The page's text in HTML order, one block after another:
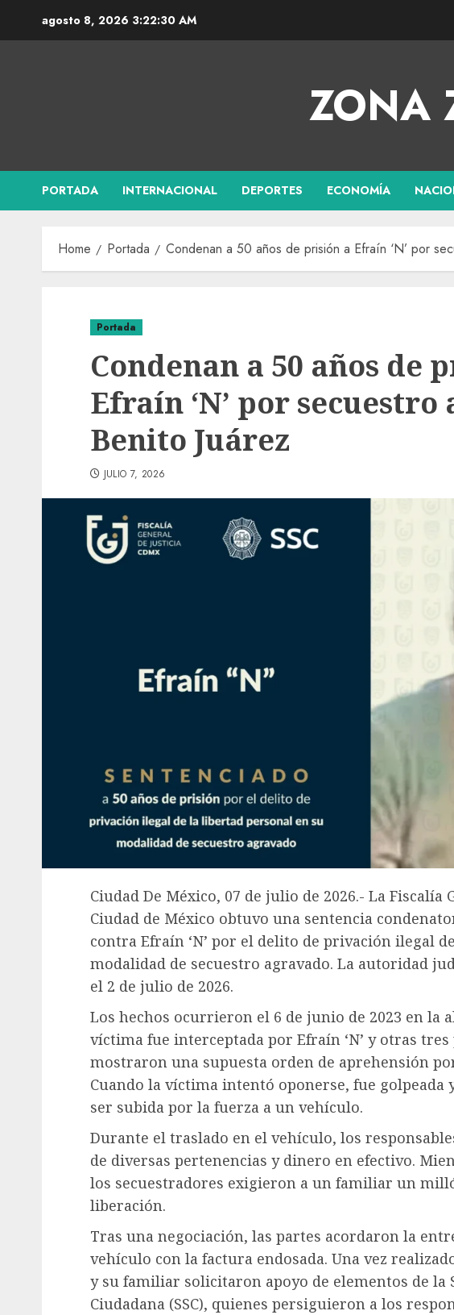
agosto 8, 2026 3:22:30 AM
ZONA
PORTADA INTERNACIONAL DEPORTES ECONOMÍA
Home Portada Condenan a 50 años de prisión a Efraín ‘N’ por
Portada
Condenan a 50 años de
Efraín ‘N’ por
Benito Juárez
JULIO 7, 2026
Ciudad De México, 07 de julio de 2026.- La Fiscalía
Ciudad de México obtuvo una sentencia
contra Efraín ‘N’ por el delito de privación ilegal
modalidad de secuestro agravado. La autoridad
el 2 de julio de 2026.
Los hechos ocurrieron el 6 de junio de 2023 en la
víctima fue interceptada por Efraín ‘N’ y otras
mostraron una supuesta orden de aprehensión
Cuando la víctima intentó oponerse, fue golpeada
ser subida por la fuerza a un vehículo.
Durante el traslado en el vehículo, los
de diversas pertenencias y dinero en efectivo.
los secuestradores exigieron a un familiar un
liberación.
Tras una negociación, las partes acordaron la
vehículo con la factura endosada. Una vez
y su familiar solicitaron apoyo de elementos de la
Ciudadana (SSC), quienes persiguieron a los